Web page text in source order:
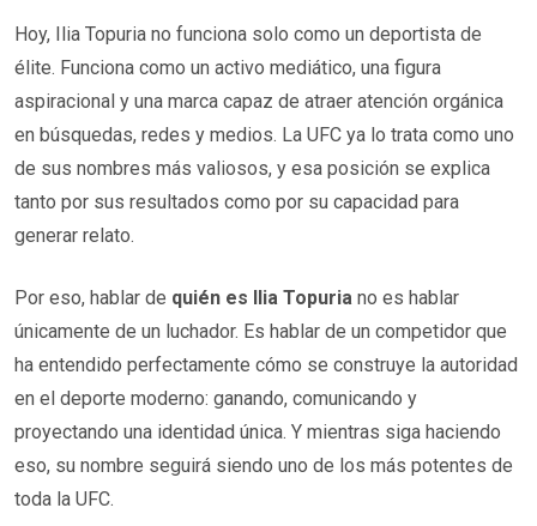
Hoy, Ilia Topuria no funciona solo como un deportista de
élite. Funciona como un activo mediático, una figura
aspiracional y una marca capaz de atraer atención orgánica
en búsquedas, redes y medios. La UFC ya lo trata como uno
de sus nombres más valiosos, y esa posición se explica
tanto por sus resultados como por su capacidad para
generar relato.
Por eso, hablar de quién es Ilia Topuria no es hablar
únicamente de un luchador. Es hablar de un competidor que
ha entendido perfectamente cómo se construye la autoridad
en el deporte moderno: ganando, comunicando y
proyectando una identidad única. Y mientras siga haciendo
eso, su nombre seguirá siendo uno de los más potentes de
toda la UFC.